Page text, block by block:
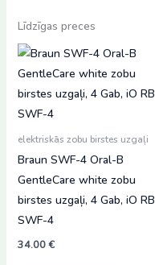
Līdzīgas preces
elektriskās zobu birstes uzgaļi
Braun SWF-4 Oral-B
GentleCare white zobu
birstes uzgaļi, 4 Gab, iO RB
SWF-4
34.00€